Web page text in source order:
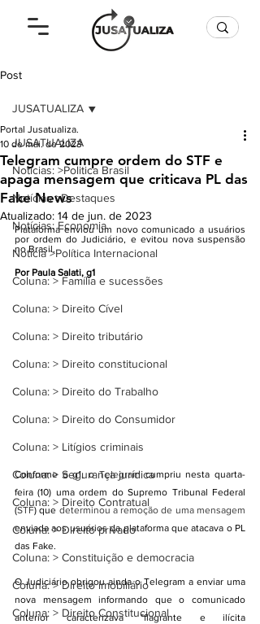
Post
JUSATUALIZA
Notícias: >Politica Brasil
Notícias >Destaques
Notícias: Economia
Notícia >Política Internacional
Coluna: > Família e sucessões
Coluna: > Direito Cível
Coluna: > Direito tributário
Coluna: > Direito constitucional
Coluna: > Direito do Trabalho
Coluna: > Direito do Consumidor
Coluna: > Litígios criminais
Coluna: > Segurança jurídica
Coluna: > Direito Contratual
Coluna: > Direito privado
Coluna: > Constituição e democracia
Coluna: > Direito imobiliário
Coluna: > Direito Constitucional
JUSATUALIZA
Telegram cumpre ordem do STF e
apaga mensagem que criticava PL das
Fake News
Portal Jusatualiza.
10 de mai. de 2023
Atualizado: 14 de jun. de 2023
Plataforma enviou um novo comunicado a usuários
por ordem do Judiciário, e evitou nova suspensão
no Brasil.
Por Paula Salati, g1
Conforme o g1, o Telegram cumpriu nesta quarta-
feira (10) uma ordem do Supremo Tribunal Federal
(STF) que determinou a remoção de uma mensagem
enviada aos usuários da plataforma que atacava o PL
das Fake.
O Judiciário obrigou ainda o Telegram a enviar uma
nova mensagem informando que o comunicado
anterior caracterizava "flagrante e ilícita